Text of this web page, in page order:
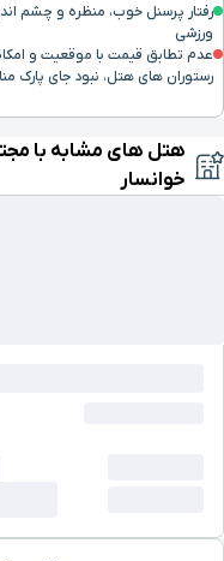
رفتار پرسنل خوب، منظره و چشم
ورزشی
عدم تطابق قیمت با موقعیت و
رستوران های هتل، نبود جای پارک
هتل های مشابه با
خوانسار